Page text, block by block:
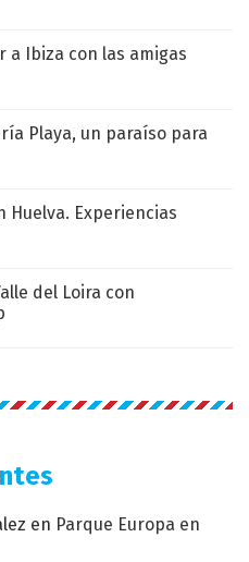
a Ibiza con las amigas
Playa, un paraíso para
Huelva. Experiencias
del Loira con
en Parque Europa en